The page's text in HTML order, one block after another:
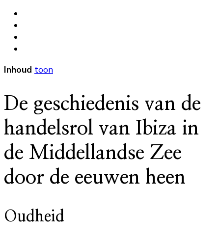
Inhoud toon
De geschiedenis van de
handelsrol van Ibiza in
de Middellandse Zee
door de eeuwen heen
Oudheid